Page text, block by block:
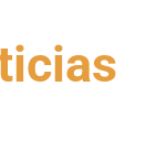
Zoonosis
el remate de la